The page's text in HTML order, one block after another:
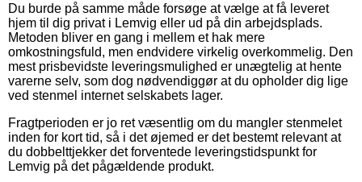
Du burde på samme måde forsøge at vælge at få leveret
hjem til dig privat i Lemvig eller ud på din arbejdsplads.
Metoden bliver en gang i mellem et hak mere
omkostningsfuld, men endvidere virkelig overkommelig. Den
mest prisbevidste leveringsmulighed er unægtelig at hente
varerne selv, som dog nødvendiggør at du opholder dig lige
ved stenmel internet selskabets lager.
Fragtperioden er jo ret væsentlig om du mangler stenmelet
inden for kort tid, så i det øjemed er det bestemt relevant at
du dobbelttjekker det forventede leveringstidspunkt for
Lemvig på det pågældende produkt.